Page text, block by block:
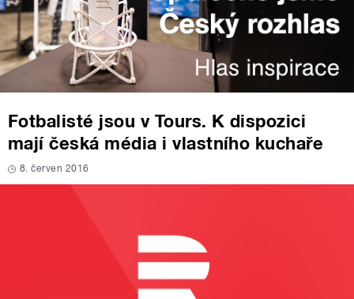
Fotbalisté jsou v Tours. K dispozici
mají česká média i vlastního kuchaře
8. červen 2016